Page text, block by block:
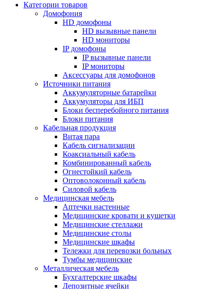
Категории товаров
Домофония
HD домофоны
HD вызывные панели
HD мониторы
IP домофоны
IP вызывные панели
IP мониторы
Аксессуары для домофонов
Источники питания
Аккумуляторные батарейки
Аккумуляторы для ИБП
Блоки бесперебойного питания
Блоки питания
Кабельная продукция
Витая пара
Кабель сигнализации
Коаксиальный кабель
Комбинированный кабель
Огнестойкий кабель
Оптоволоконный кабель
Силовой кабель
Медицинская мебель
Аптечки настенные
Медицинские кровати и кушетки
Медицинские стеллажи
Медицинские столы
Медицинские шкафы
Тележки для перевозки больных
Тумбы медицинские
Металлическая мебель
Бухгалтерские шкафы
Депозитные ячейки